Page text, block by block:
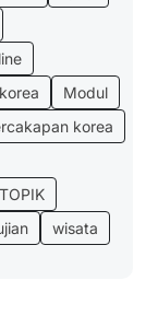
Modul
korea
TOPIK
wisata